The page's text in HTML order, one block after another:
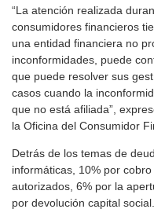
“La atención realizada
consumidores financieros
una entidad financiera no
inconformidades, puede
que puede resolver sus
casos cuando la
que no está afiliada”,
la Oficina del Consumidor
Detrás de los temas de
informáticas, 10% por
autorizados, 6% por la
por devolución capital social.